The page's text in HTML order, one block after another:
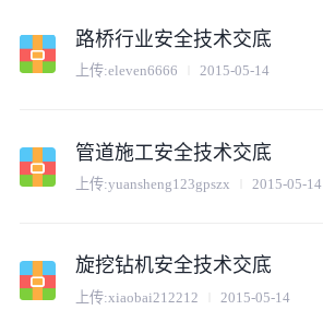
路桥行业安全技术交底
上传:eleven6666 2015-05-14
管道施工安全技术交底
上传:yuansheng123gpszx 2015-05-14
旋挖钻机安全技术交底
上传:xiaobai212212 2015-05-14